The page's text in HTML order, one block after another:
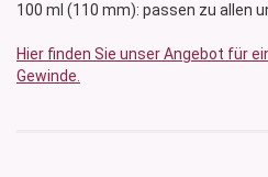
100 ml (110 mm): passen zu allen
Hier finden Sie unser Angebot für
Gewinde.